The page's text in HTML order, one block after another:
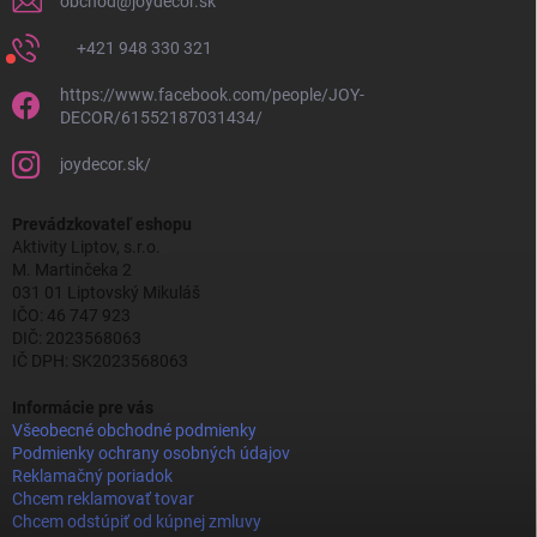
+421 948 330 321
https://www.facebook.com/people/JOY-
DECOR/61552187031434/
joydecor.sk/
Prevádzkovateľ eshopu
Aktivity Liptov, s.r.o.
M. Martinčeka 2
031 01 Liptovský Mikuláš
IČO: 46 747 923
DIČ: 2023568063
IČ DPH: SK2023568063
Informácie pre vás
Všeobecné obchodné podmienky
Podmienky ochrany osobných údajov
Reklamačný poriadok
Chcem reklamovať tovar
Chcem odstúpiť od kúpnej zmluvy